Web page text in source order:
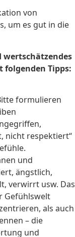
von
um es gut in die
Tipps:
formulieren
nicht respektiert“
und
ängstlich,
verwirrt usw. Das
Gefühlswelt
als auch
– die
und